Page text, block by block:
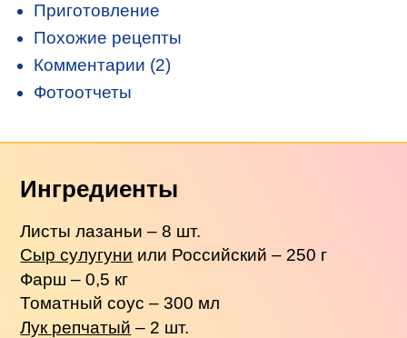
Приготовление
Похожие рецепты
Комментарии (2)
Фотоотчеты
Ингредиенты
Листы лазаньи – 8 шт.
Сыр сулугуни или Российский – 250 г
Фарш – 0,5 кг
Томатный соус – 300 мл
Лук репчатый – 2 шт.